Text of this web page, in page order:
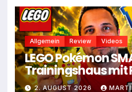
Allgemein Review Videos
LEGO Pokémon
Trainingshaus mit
2. AUGUST 2026